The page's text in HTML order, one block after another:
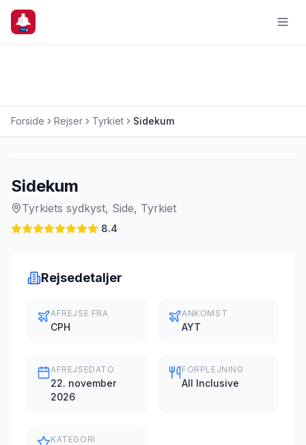
Forside Rejser Tyrkiet Sidekum
Sidekum
Tyrkiets sydkyst, Side, Tyrkiet
8.4
Rejsedetaljer
AFREJSE FRA
CPH
ANKOMST
AYT
AFREJSEDATO
22. november
2026
FORPLEJNING
All Inclusive
KATEGORI